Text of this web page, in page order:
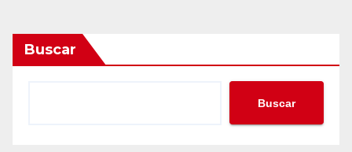
Buscar
Buscar